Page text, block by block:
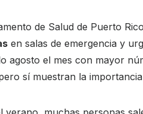
de Salud de Puerto
en salas de emergencia y
agosto el mes con mayor
sí muestran la